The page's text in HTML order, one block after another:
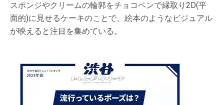
スポンジやクリームの輪郭をチョコペンで縁取り2D(平
面的)に見せるケーキのことで、絵本のようなビジュアル
が映えると注目を集めている。